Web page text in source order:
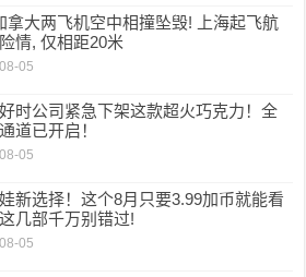
拿大两飞机空中相撞坠毁! 上海起飞航
情, 仅相距20米
05
时公司紧急下架这款超火巧克力！全
道已开启！
05
新选择！这个8月只要3.99加币就能看
几部千万别错过!
05